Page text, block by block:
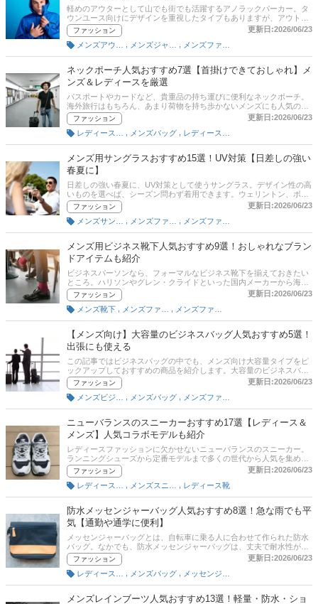
軽めのアウターとして山でも街でも活躍するアノラックパーカー。タ
ウンユース向けにデザインを重視したタイプもありますが、アウトド
アブランドのしっかりした作りのアノラックなら流行にとらわれずに
長く着られ、機能性も優れています。本記事ではアノラックパーカー
の選び方とおすすめ商品を紹介します。後半には、比較一覧表や通販
サイトの最新人気ランキングもあるので、売れ筋や口コミとあわせて
チェックしてみてください。
ファッション
更新日:2026/06/23
ネックポーチ人気おすすめ7選【首掛けできておしゃれ】メ
ンズ＆レディースを厳選
パスポートやカードなど、貴重品の持ち運びに便利なネックポーチ。
海外旅行はもちろん、あまり荷物を持ち歩かないメンズにも人気のア
イテムです。この記事では、ネックポーチの選び方とおすすめの商品
をご紹介します。おしゃれなハイブランドも厳選しました。お気に入
りのネックポーチがあれば、アウトドアや旅行がもっと楽しくなるは
ず！ ぜひ、通販サイトの人気ランキングや口コミも参考にしてくださ
ファッション
更新日:2026/06/23
メンズバッグ
メンズ用サングラスおすすめ15選！UV対策【日差しの強い
春夏に】
日差しの強い春夏に、UV対策として使うサングラス。デザイン性の高
いものを選べば、シーズン問わず着用できます。ウェリントン、ボス
トン、サーモントといったフレームの形、レンズカラーなどについて
知っておくと、自分に似合うサングラスを見つけやすくなりますよ。
この記事では、ファッションライターの平 格彦さんへの取材をもと
に、メンズサングラスの選び方、ユーザー、エキスパート、編集部の
おすすめ商品をご紹介！定番の「レイバン」をはじめ、国内外ブラン
ドのおすすめをピックアップしています。比較一覧表、通販サイトに
おける最新人気ランキングのリンクもあるので、売れ筋や口コミも確
認してみてください。
ファッション
更新日:2026/06/23
メンズ用ビジネス靴下人気おすすめ9選！おしゃれなブラン
ドアイテムも紹介
ビジネスパーソンなら、フォーマルなビジネス靴下を揃えておきたい
ところ。ハリソンやグレン・クライドといった国内メーカーから海外
メーカーまで、さまざまな商品があります。どの靴下を履いても同じ
と思いがちですが、実は、メーカーやブランド、種類や素材によっ
て、履き心地は大きく変わるんです。本記事では、メンズビジネス靴
下のおすすめ商品と選び方をご紹介。フォーマルで履き心地のいい商
品を紹介しているので、ぜひ参考にしてください。
ファッション
更新日:2026/06/23
メンズ靴下
【メンズ向け】大容量のビジネスバッグ人気おすすめ5選！
出張にも使える
この記事ではビジネスバッグの中でも、メンズ向け大容量タイプをピ
ックアップしておすすめの商品を紹介します。大容量のビジネスバッ
グは、出張用に使ったり、PCなどもまとめて収納できるのがポイン
ト。後半には、Amazonなど通販サイトの最新人気ランキングのリン
クもあるので、売れ筋や口コミを確認してみよう。
ファッション
更新日:2026/06/23
メンズバッグ
ニューバランスのスニーカーおすすめ17選【レディース＆
メンズ】人気コラボモデルも紹介
レディースファッションに欠かせないニューバランスのスニーカー。
ランニングシューズから定番モデルまで多くの世代から人気を集めて
います。今回はファッションライターの平 格彦さんと編集部がニュー
バランスのスニーカーの選び方とおすすめの商品をご紹介します。記
事後半には、平さんのおすすめランキング、通販サイトの口コミや評
判、最新人気ランキングやスペック比較表もありますので、ぜひチェ
ックしてみてください。
ファッション
更新日:2026/06/23
レディース靴
防水メッセンジャーバッグ人気おすすめ8選！急な雨でも平
気【通勤や通学に便利】
メッセンジャーバッグとは、自転車に乗る人に合わせて作られた防水
バッグ。なかでも、防水メッセンジャーバッグは、丈夫で耐水性が高
く、収納力もあり、急な雨でも安心。通学や通勤時にも活躍するバッ
グです。この記事では、防水メッセンジャーバッグの選び方を解説
し、［着こなし工学］提唱者の平 格彦さんと編集部が選んだ、おすす
め商品をご紹介します。記事後半には、平さんのおすすめランキン
グ、通販サイトの口コミや評判、最新人気ランキングやスペック比較
表もありますので、ぜひチェックしてみてください。
ファッション
更新日:2026/06/23
メンズバッグ
メンズレインブーツ人気おすすめ13選！軽量・防水・ショ